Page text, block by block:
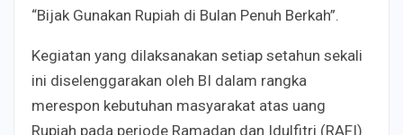
“Bijak Gunakan Rupiah di Bulan Penuh Berkah”.
Kegiatan yang dilaksanakan setiap setahun sekali
ini diselenggarakan oleh BI dalam rangka
merespon kebutuhan masyarakat atas uang
Rupiah pada periode Ramadan dan Idulfitri (RAFI)